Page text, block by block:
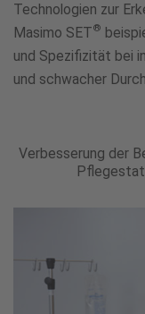
Technologien zur
Masimo SET®
und Spezifizität bei
und schwacher
Verbesserung der